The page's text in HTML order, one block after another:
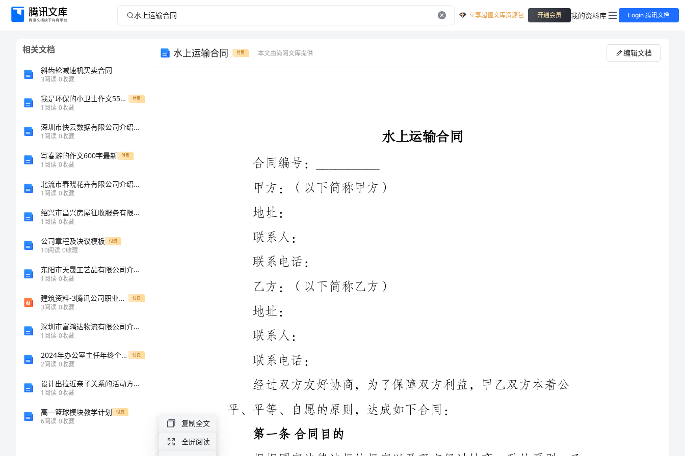
水
号：
__________
方：
（以
立享超值文库资源包 开通会员 我的资料库 Login 腾讯文档
相关文档
斜齿轮减速机买卖合同
3阅读 0收藏
我是环保的小卫士作文550字 付费
1阅读 0收藏
深圳市快云数据有限公司介绍企业发展分析报告
1阅读 0收藏
写春游的作文600字最新 付费
1阅读 0收藏
北流市春晓花卉有限公司介绍企业发展分析报告
1阅读 0收藏
绍兴市昌兴房屋征收服务有限公司介绍企业发展分析报告
1阅读 0收藏
公司章程及决议模板 付费
10阅读 0收藏
东阳市天晟工艺品有限公司介绍企业发展分析报告
1阅读 0收藏
建筑资料-3腾讯公司职业发展体系介绍专业职级 付费
3阅读 0收藏
深圳市富鸿达物流有限公司介绍企业发展分析报告
1阅读 0收藏
2024年办公室主任年终个人总结 付费
2阅读 0收藏
设计出拉近亲子关系的活动方案精选篇1
1阅读 0收藏
高一篮球模块教学计划 付费
6阅读 0收藏
水上运输合同 付费 本文由尚阅文库提供 编辑文档
联系电话：
方同意向甲方提供水上运输服务，甲方同意支付费用并提供必要
复制全文
全屏阅读